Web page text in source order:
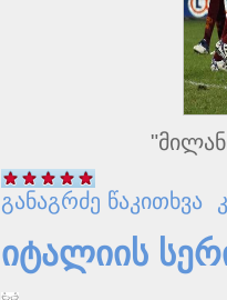
განაგრძე წაკითხვა
იტალიის